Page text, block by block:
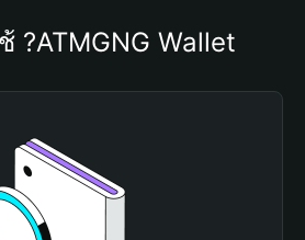
?ATMGNG Wallet